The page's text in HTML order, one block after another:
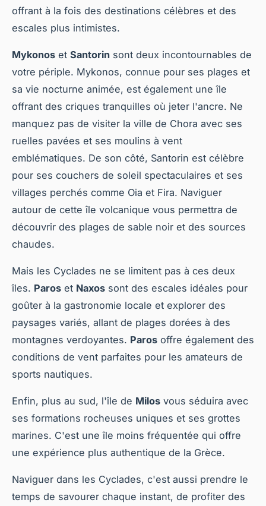
offrant à la fois des destinations célèbres et des
escales plus intimistes.
Mykonos et Santorin sont deux incontournables de
votre périple. Mykonos, connue pour ses plages et
sa vie nocturne animée, est également une île
offrant des criques tranquilles où jeter l'ancre. Ne
manquez pas de visiter la ville de Chora avec ses
ruelles pavées et ses moulins à vent
emblématiques. De son côté, Santorin est célèbre
pour ses couchers de soleil spectaculaires et ses
villages perchés comme Oia et Fira. Naviguer
autour de cette île volcanique vous permettra de
découvrir des plages de sable noir et des sources
chaudes.
Mais les Cyclades ne se limitent pas à ces deux
îles. Paros et Naxos sont des escales idéales pour
goûter à la gastronomie locale et explorer des
paysages variés, allant de plages dorées à des
montagnes verdoyantes. Paros offre également des
conditions de vent parfaites pour les amateurs de
sports nautiques.
Enfin, plus au sud, l'île de Milos vous séduira avec
ses formations rocheuses uniques et ses grottes
marines. C'est une île moins fréquentée qui offre
une expérience plus authentique de la Grèce.
Naviguer dans les Cyclades, c'est aussi prendre le
temps de savourer chaque instant, de profiter des